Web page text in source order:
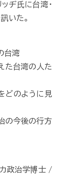
ヂ氏に台湾・
いた。
台湾
台湾の人た
どのように見
の今後の行方
カ政治学博士 /